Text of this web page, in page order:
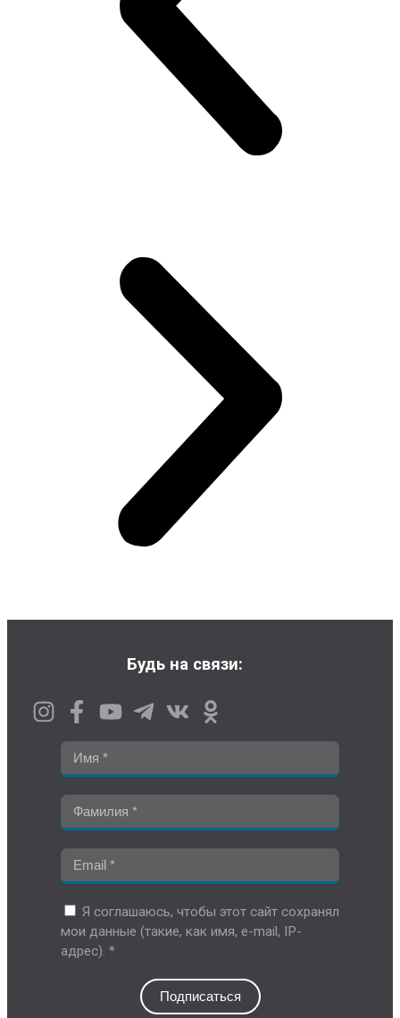
Будь на связи:
Я соглашаюсь, чтобы этот сайт сохранял
мои данные (такие, как имя, e-mail, IP-
адрес). *
Подписаться